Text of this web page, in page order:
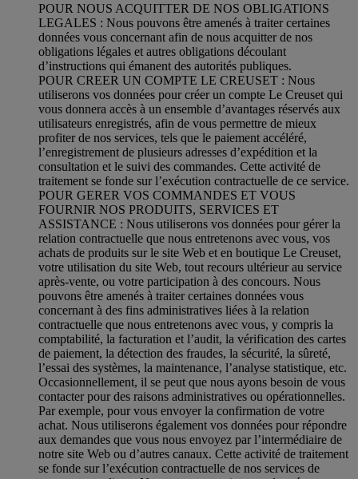
POUR NOUS ACQUITTER DE NOS OBLIGATIONS
LEGALES : Nous pouvons être amenés à traiter certaines
données vous concernant afin de nous acquitter de nos
obligations légales et autres obligations découlant
d’instructions qui émanent des autorités publiques.
POUR CREER UN COMPTE LE CREUSET : Nous
utiliserons vos données pour créer un compte Le Creuset qui
vous donnera accès à un ensemble d’avantages réservés aux
utilisateurs enregistrés, afin de vous permettre de mieux
profiter de nos services, tels que le paiement accéléré,
l’enregistrement de plusieurs adresses d’expédition et la
consultation et le suivi des commandes. Cette activité de
traitement se fonde sur l’exécution contractuelle de ce service.
POUR GERER VOS COMMANDES ET VOUS
FOURNIR NOS PRODUITS, SERVICES ET
ASSISTANCE : Nous utiliserons vos données pour gérer la
relation contractuelle que nous entretenons avec vous, vos
achats de produits sur le site Web et en boutique Le Creuset,
votre utilisation du site Web, tout recours ultérieur au service
après-vente, ou votre participation à des concours. Nous
pouvons être amenés à traiter certaines données vous
concernant à des fins administratives liées à la relation
contractuelle que nous entretenons avec vous, y compris la
comptabilité, la facturation et l’audit, la vérification des cartes
de paiement, la détection des fraudes, la sécurité, la sûreté,
l’essai des systèmes, la maintenance, l’analyse statistique, etc.
Occasionnellement, il se peut que nous ayons besoin de vous
contacter pour des raisons administratives ou opérationnelles.
Par exemple, pour vous envoyer la confirmation de votre
achat. Nous utiliserons également vos données pour répondre
aux demandes que vous nous envoyez par l’intermédiaire de
notre site Web ou d’autres canaux. Cette activité de traitement
se fonde sur l’exécution contractuelle de nos services de